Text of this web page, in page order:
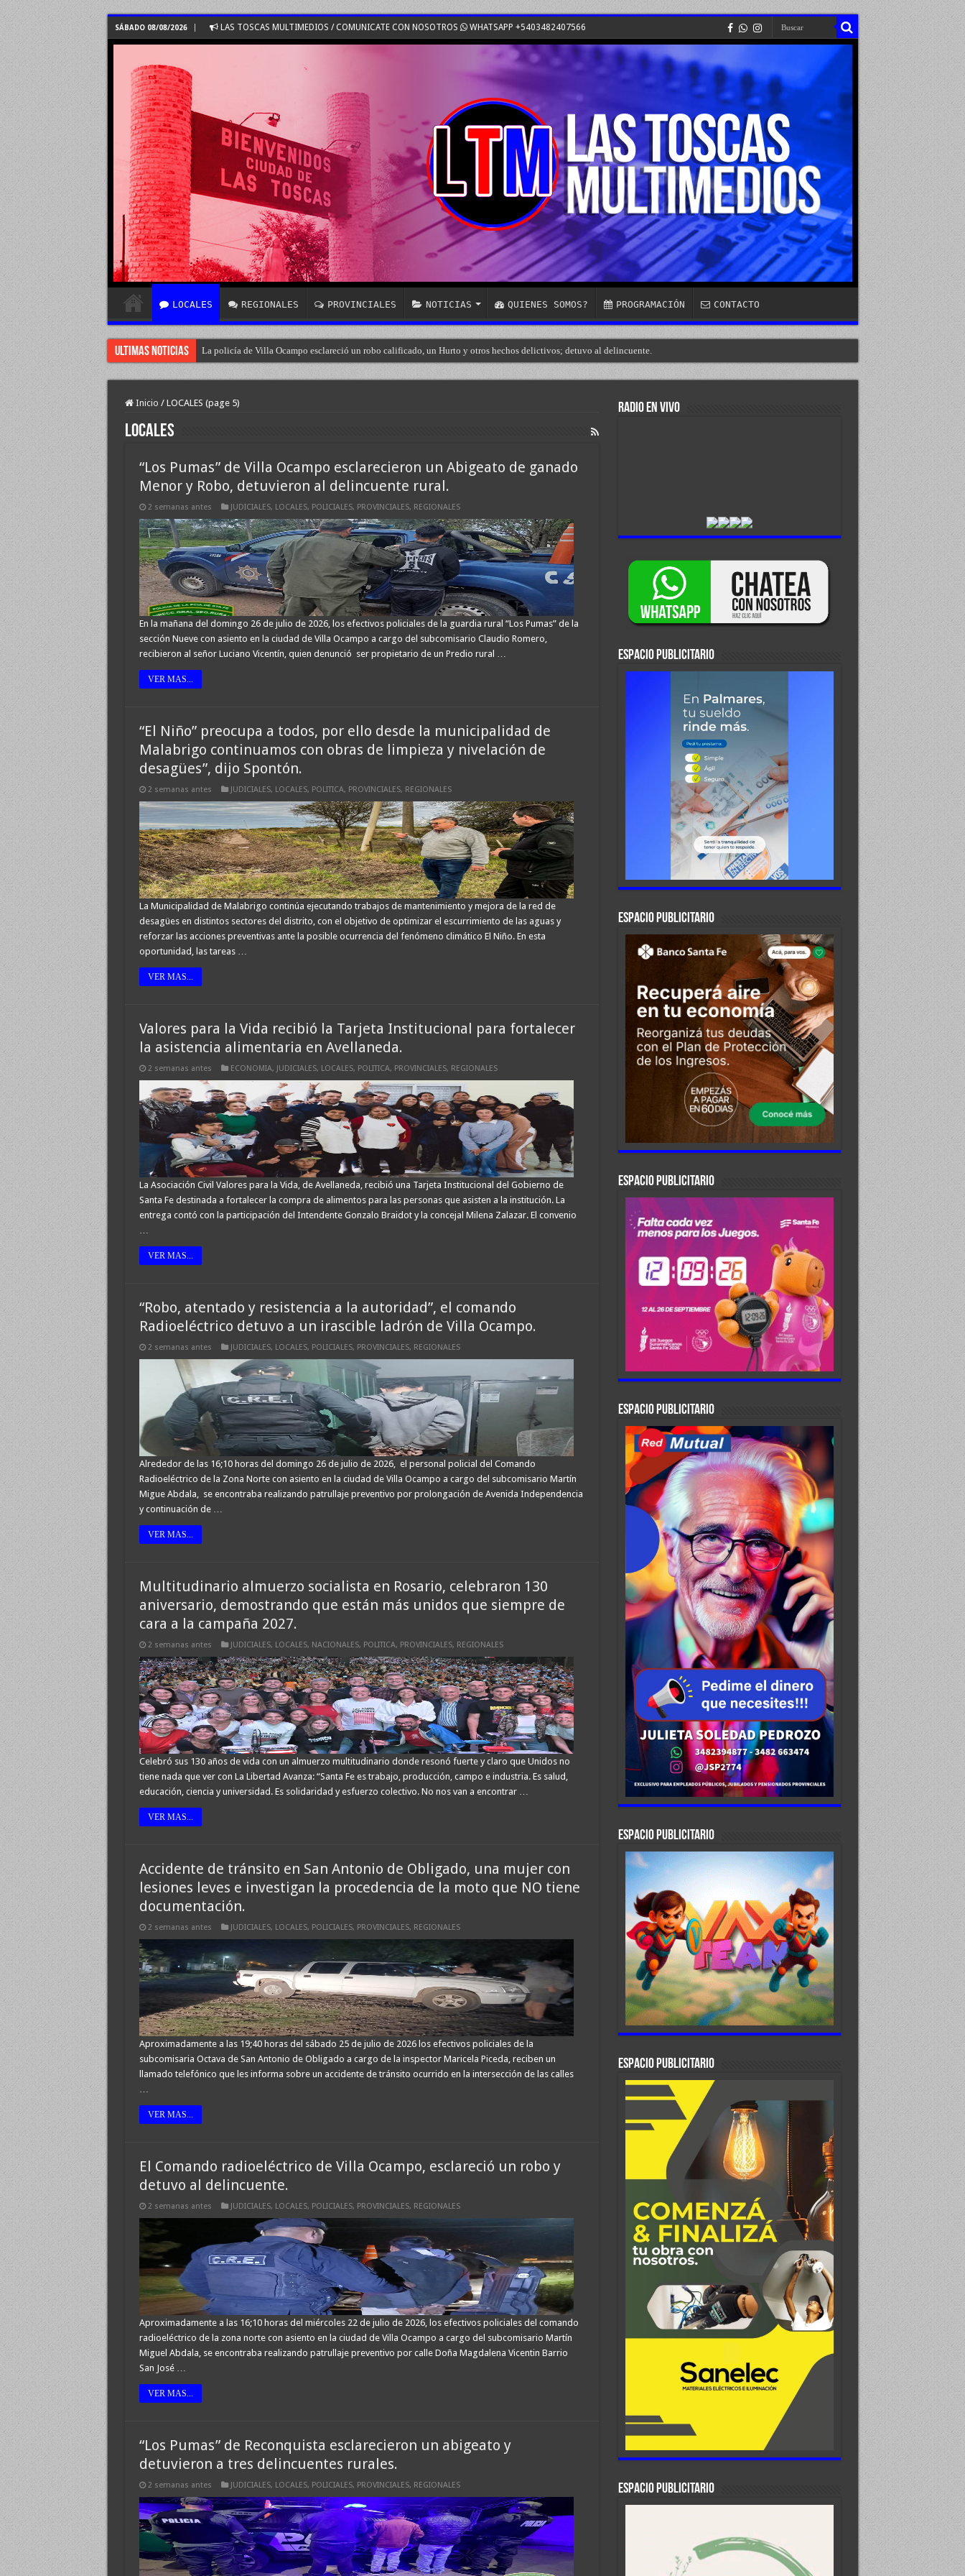
SÁBADO 08/08/2026 LAS TOSCAS MULTIMEDIOS / COMUNICATE CON NOSOTROS WHATSAPP +5403482407566
LOCALES REGIONALES PROVINCIALES NOTICIAS QUIENES SOMOS? PROGRAMACIÓN CONTACTO
Ultimas Noticias La policía de Villa Ocampo esclareció un robo calificado, un Hurto y otros hechos delictivos; detuvo al delincuente.
Inicio / LOCALES (page 5)
LOCALES
“Los Pumas” de Villa Ocampo esclarecieron un Abigeato de ganado
Menor y Robo, detuvieron al delincuente rural.
2 semanas antes JUDICIALES, LOCALES, POLICIALES, PROVINCIALES, REGIONALES
En la mañana del domingo 26 de julio de 2026, los efectivos policiales de la guardia rural “Los Pumas” de la
sección Nueve con asiento en la ciudad de Villa Ocampo a cargo del subcomisario Claudio Romero,
recibieron al señor Luciano Vicentín, quien denunció ser propietario de un Predio rural …
VER MAS...
“El Niño” preocupa a todos, por ello desde la municipalidad de
Malabrigo continuamos con obras de limpieza y nivelación de
desagües”, dijo Spontón.
2 semanas antes JUDICIALES, LOCALES, POLITICA, PROVINCIALES, REGIONALES
La Municipalidad de Malabrigo continúa ejecutando trabajos de mantenimiento y mejora de la red de
desagües en distintos sectores del distrito, con el objetivo de optimizar el escurrimiento de las aguas y
reforzar las acciones preventivas ante la posible ocurrencia del fenómeno climático El Niño. En esta
oportunidad, las tareas …
VER MAS...
Valores para la Vida recibió la Tarjeta Institucional para fortalecer
la asistencia alimentaria en Avellaneda.
2 semanas antes ECONOMIA, JUDICIALES, LOCALES, POLITICA, PROVINCIALES, REGIONALES
La Asociación Civil Valores para la Vida, de Avellaneda, recibió una Tarjeta Institucional del Gobierno de
Santa Fe destinada a fortalecer la compra de alimentos para las personas que asisten a la institución. La
entrega contó con la participación del Intendente Gonzalo Braidot y la concejal Milena Zalazar. El convenio
…
VER MAS...
“Robo, atentado y resistencia a la autoridad”, el comando
Radioeléctrico detuvo a un irascible ladrón de Villa Ocampo.
2 semanas antes JUDICIALES, LOCALES, POLICIALES, PROVINCIALES, REGIONALES
Alrededor de las 16;10 horas del domingo 26 de julio de 2026, el personal policial del Comando
Radioeléctrico de la Zona Norte con asiento en la ciudad de Villa Ocampo a cargo del subcomisario Martín
Migue Abdala, se encontraba realizando patrullaje preventivo por prolongación de Avenida Independencia
y continuación de …
VER MAS...
Multitudinario almuerzo socialista en Rosario, celebraron 130
aniversario, demostrando que están más unidos que siempre de
cara a la campaña 2027.
2 semanas antes JUDICIALES, LOCALES, NACIONALES, POLITICA, PROVINCIALES, REGIONALES
Celebró sus 130 años de vida con un almuerzo multitudinario donde resonó fuerte y claro que Unidos no
tiene nada que ver con La Libertad Avanza: “Santa Fe es trabajo, producción, campo e industria. Es salud,
educación, ciencia y universidad. Es solidaridad y esfuerzo colectivo. No nos van a encontrar …
VER MAS...
Accidente de tránsito en San Antonio de Obligado, una mujer con
lesiones leves e investigan la procedencia de la moto que NO tiene
documentación.
2 semanas antes JUDICIALES, LOCALES, POLICIALES, PROVINCIALES, REGIONALES
Aproximadamente a las 19;40 horas del sábado 25 de julio de 2026 los efectivos policiales de la
subcomisaria Octava de San Antonio de Obligado a cargo de la inspector Maricela Piceda, reciben un
llamado telefónico que les informa sobre un accidente de tránsito ocurrido en la intersección de las calles
…
VER MAS...
El Comando radioeléctrico de Villa Ocampo, esclareció un robo y
detuvo al delincuente.
2 semanas antes JUDICIALES, LOCALES, POLICIALES, PROVINCIALES, REGIONALES
Aproximadamente a las 16;10 horas del miércoles 22 de julio de 2026, los efectivos policiales del comando
radioeléctrico de la zona norte con asiento en la ciudad de Villa Ocampo a cargo del subcomisario Martín
Miguel Abdala, se encontraba realizando patrullaje preventivo por calle Doña Magdalena Vicentin Barrio
San José …
VER MAS...
“Los Pumas” de Reconquista esclarecieron un abigeato y
detuvieron a tres delincuentes rurales.
2 semanas antes JUDICIALES, LOCALES, POLICIALES, PROVINCIALES, REGIONALES
RADIO EN VIVO
ESPACIO PUBLICITARIO
ESPACIO PUBLICITARIO
ESPACIO PUBLICITARIO
ESPACIO PUBLICITARIO
ESPACIO PUBLICITARIO
ESPACIO PUBLICITARIO
ESPACIO PUBLICITARIO